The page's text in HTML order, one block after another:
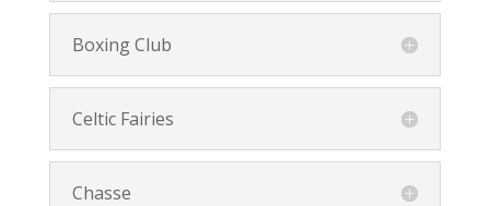
Boxing Club
Celtic Fairies
Chasse